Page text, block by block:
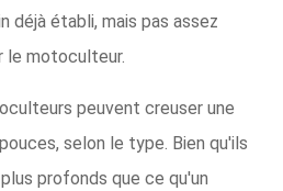
déjà établi, mais pas assez
le motoculteur.
peuvent creuser une
selon le type. Bien qu'ils
profonds que ce qu'un